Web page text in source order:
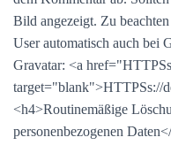
Bild angezeigt. Zu
User automatisch auch bei
Gravatar: <a
target="blank">HTTPSs://
<h4>Routinemäßige
personenbezogenen